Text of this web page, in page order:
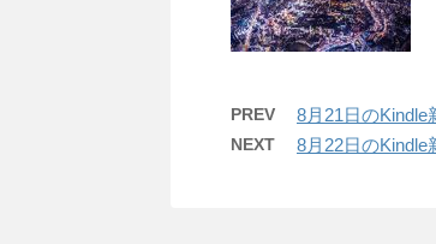
PREV 8月21日のKindle
NEXT 8月22日の